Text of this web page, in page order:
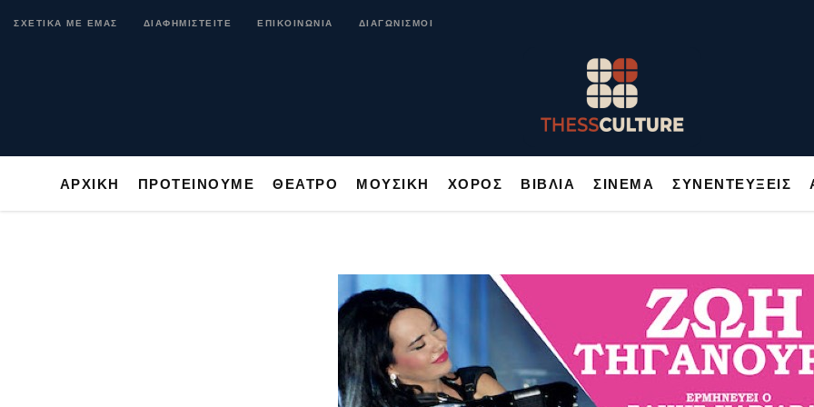
ΣΧΕΤΙΚΑ ΜΕ ΕΜΑΣ ΔΙΑΦΗΜΙΣΤΕΙΤΕ ΕΠΙΚΟΙΝΩΝΙΑ ΔΙΑΓΩΝΙΣΜΟΙ
ΑΡΧΙΚΗ ΠΡΟΤΕΙΝΟΥΜΕ ΘΕΑΤΡΟ ΜΟΥΣΙΚΗ ΧΟΡΟΣ ΒΙΒΛΙΑ ΣΙΝΕΜΑ ΣΥΝΕΝΤΕΥΞΕΙΣ
ΑΡΧΙΚΗ ΠΡΟΤΕΙΝΟΥΜΕ ΘΕΑΤΡΟ ΜΟΥΣΙΚΗ